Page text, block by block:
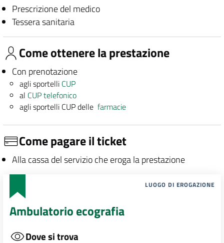
Prescrizione del medico
Tessera sanitaria
Come ottenere la prestazione
Con prenotazione
agli sportelli CUP
al CUP telefonico
agli sportelli CUP dellefarmacie
Come pagare il ticket
Alla cassa del servizio che eroga la prestazione
LUOGO DI EROGAZIONE
Ambulatorio ecografia
Dove si trova